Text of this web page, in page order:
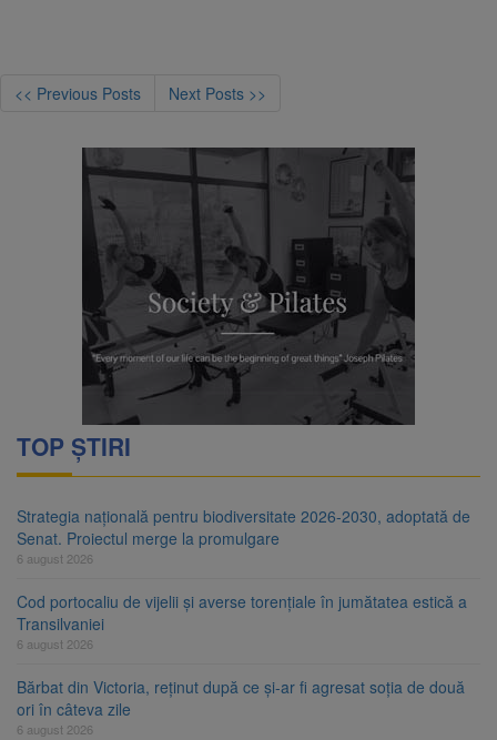
<< Previous Posts Next Posts >>
TOP ȘTIRI
Strategia națională pentru biodiversitate 2026-2030, adoptată de
Senat. Proiectul merge la promulgare
6 august 2026
Cod portocaliu de vijelii și averse torențiale în jumătatea estică a
Transilvaniei
6 august 2026
Bărbat din Victoria, reținut după ce și-ar fi agresat soția de două
ori în câteva zile
6 august 2026